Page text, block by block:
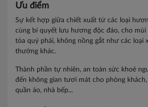
Ưu điểm
Sự kết hợp giữa chiết xuất từ các loại
cùng bí quyết lưu hương độc đáo, cho mùi
tỏa quý phái, không nồng gắt như các loại
thường khác.
Thành phần tự nhiên, an toàn sức khoẻ
đến không gian tươi mát cho phòng
quần áo, nhà bếp...